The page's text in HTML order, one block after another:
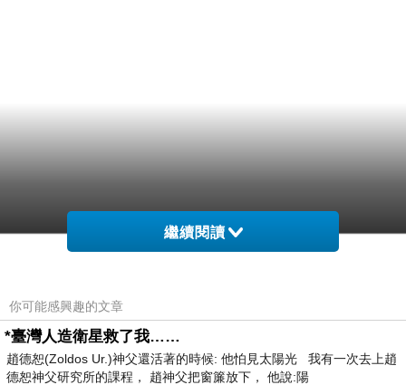
繼續閱讀
你可能感興趣的文章
*臺灣人造衛星救了我……
趙德恕(Zoldos Ur.)神父還活著的時候: 他怕見太陽光 我有一次去上趙
德恕神父研究所的課程， 趙神父把窗簾放下， 他說:陽